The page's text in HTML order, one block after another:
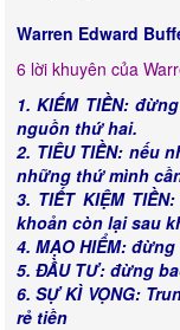
Warren Edward
6 lời khuyên của
1. KIẾM TIỀN:
nguồn thứ hai.
2. TIÊU TIỀN: nếu
những thứ mình
3. TIẾT KIỆM
khoản còn lại sau
4. MẠO HIỂM:
5. ĐẦU TƯ: đừng
6. SỰ KÌ VỌNG:
rẻ tiền